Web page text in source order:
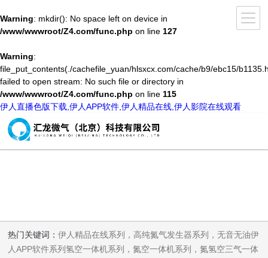
Warning: mkdir(): No space left on device in
/www/wwwroot/Z4.com/func.php on line 127
Warning:
file_put_contents(./cachefile_yuan/hlsxcx.com/cache/b9/ebc15/
failed to open stream: No such file or directory in
/www/wwwroot/Z4.com/func.php on line 115
伊人直播色版下载,伊人APP软件,伊人精品在线,伊人影院在线观看
热门关键词：伊人精品在线系列，高纯氮气发生器系列，无音无油伊
人APP软件系列氢空一体机系列，氮空一体机系列，氮氢空三气一体